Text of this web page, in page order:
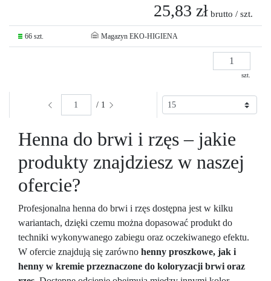
25,83 zł brutto / szt.
66 szt. Magazyn EKO-HIGIENA
szt.
/ 1
Henna do brwi i rzęs – jakie
produkty znajdziesz w naszej
ofercie?
Profesjonalna henna do brwi i rzęs dostępna jest w kilku
wariantach, dzięki czemu można dopasować produkt do
techniki wykonywanego zabiegu oraz oczekiwanego efektu.
W ofercie znajdują się zarówno henny proszkowe, jak i
henny w kremie przeznaczone do koloryzacji brwi oraz